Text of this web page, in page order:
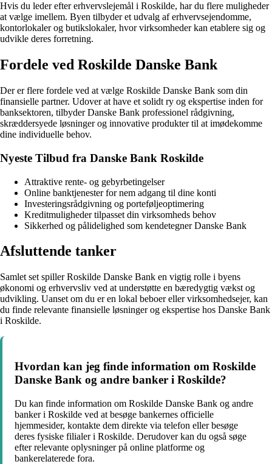
Hvis du leder efter erhvervslejemål i Roskilde, har du flere muligheder
at vælge imellem. Byen tilbyder et udvalg af erhvervsejendomme,
kontorlokaler og butikslokaler, hvor virksomheder kan etablere sig og
udvikle deres forretning.
Fordele ved Roskilde Danske Bank
Der er flere fordele ved at vælge Roskilde Danske Bank som din
finansielle partner. Udover at have et solidt ry og ekspertise inden for
banksektoren, tilbyder Danske Bank professionel rådgivning,
skræddersyede løsninger og innovative produkter til at imødekomme
dine individuelle behov.
Nyeste Tilbud fra Danske Bank Roskilde
Attraktive rente- og gebyrbetingelser
Online banktjenester for nem adgang til dine konti
Investeringsrådgivning og porteføljeoptimering
Kreditmuligheder tilpasset din virksomheds behov
Sikkerhed og pålidelighed som kendetegner Danske Bank
Afsluttende tanker
Samlet set spiller Roskilde Danske Bank en vigtig rolle i byens
økonomi og erhvervsliv ved at understøtte en bæredygtig vækst og
udvikling. Uanset om du er en lokal beboer eller virksomhedsejer, kan
du finde relevante finansielle løsninger og ekspertise hos Danske Bank
i Roskilde.
Hvordan kan jeg finde information om Roskilde
Danske Bank og andre banker i Roskilde?
Du kan finde information om Roskilde Danske Bank og andre
banker i Roskilde ved at besøge bankernes officielle
hjemmesider, kontakte dem direkte via telefon eller besøge
deres fysiske filialer i Roskilde. Derudover kan du også søge
efter relevante oplysninger på online platforme og
bankerelaterede fora.